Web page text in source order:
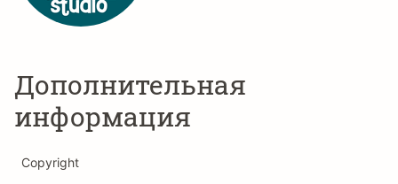
Дополнительная
информация
Copyright